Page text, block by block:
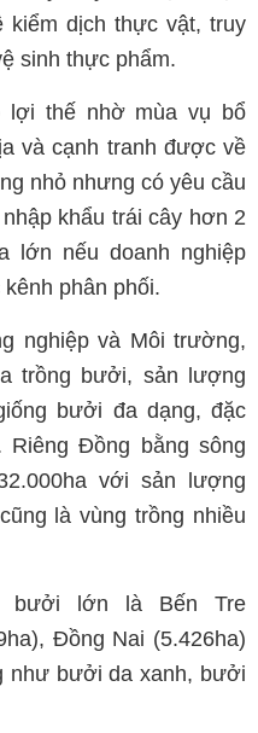
kiểm dịch thực vật, truy
sinh thực phẩm.
lợi thế nhờ mùa vụ bổ
và cạnh tranh được về
nhỏ nhưng có yêu cầu
khẩu trái cây hơn 2
lớn nếu doanh nghiệp
phân phối.
nghiệp và Môi trường,
trồng bưởi, sản lượng
bưởi đa dạng, đặc
Đồng bằng sông
với sản lượng
là vùng trồng nhiều
bưởi lớn là Bến Tre
Đồng Nai (5.426ha)
như bưởi da xanh, bưởi